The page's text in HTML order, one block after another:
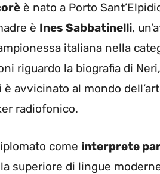
è nato a Porto
è Ines Sabbatinelli,
italiana nella
riguardo la biografia di
è avvicinato al mondo
radiofonico.
come interprete
superiore di lingue